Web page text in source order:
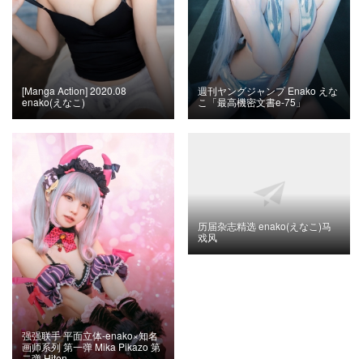
[Manga Action] 2020.08
enako(えなこ)
週刊ヤングジャンプ Enako えな
こ「最高機密文書e-75」
强强联手 平面立体-enako×知名
画师系列 第一弹 Mika Pikazo 第
历届杂志精选 enako(えなこ)马
戏风